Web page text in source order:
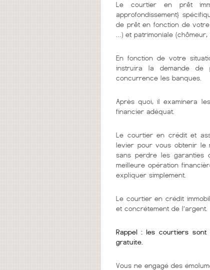
Le courtier en prêt
approfondissement}
de prêt en fonction de
…) et patrimoniale
En fonction de votre
instruira la demande de
concurrence les banques.
Après quoi, il examinera
financier adéquat.
Le courtier en crédit et
levier pour vous obtenir le
sans perdre les garanties
meilleure opération
expliquer simplement.
Le courtier en crédit
et concrétement de l’argent.
Rappel : les courtiers
gratuite.
Vous ne engagé des